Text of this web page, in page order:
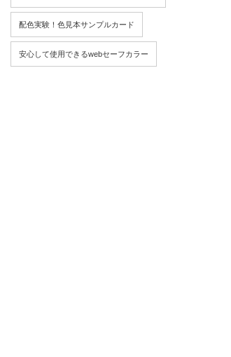
配色実験！色見本サンプルカード
安心して使用できるwebセーフカラー